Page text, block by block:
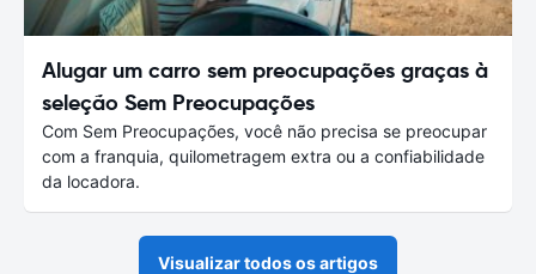
Alugar um carro sem preocupações graças à
seleção Sem Preocupações
Com Sem Preocupações, você não precisa se preocupar
com a franquia, quilometragem extra ou a confiabilidade
da locadora.
Visualizar todos os artigos